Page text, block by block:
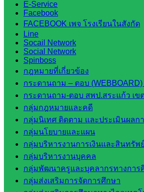
E-Service
Facebook
FACEBOOK เพจ โรงเรียนในสังกัด
Line
Socail Network
Social Network
Spinboss
กฎหมายที่เกี่ยวข้อง
กระดานถาม – ตอบ
กระดานถาม-ตอบ สพป.สระแก้ว เข
กลุ่มกฎหมายและคดี
กลุ่มนิเทศ ติดตาม และประเมินผลก
กลุ่มนโยบายและแผน
กลุ่มบริหารงานการเงินและสินทรัพย์
กลุ่มบริหารงานบุคคล
กลุ่มพัฒนาครูและบุคลากรทางการ
กลุ่มส่งเสริมการจัดการศึกษา
วังน้ำเย็น
กศน.สระแก้ว
เว็บไซต์
กลุ่มงาน
ใน
สำนักงาน
กลุ่
มอำนวย
การ
กลุ่ม
บริหาร
งานงาน